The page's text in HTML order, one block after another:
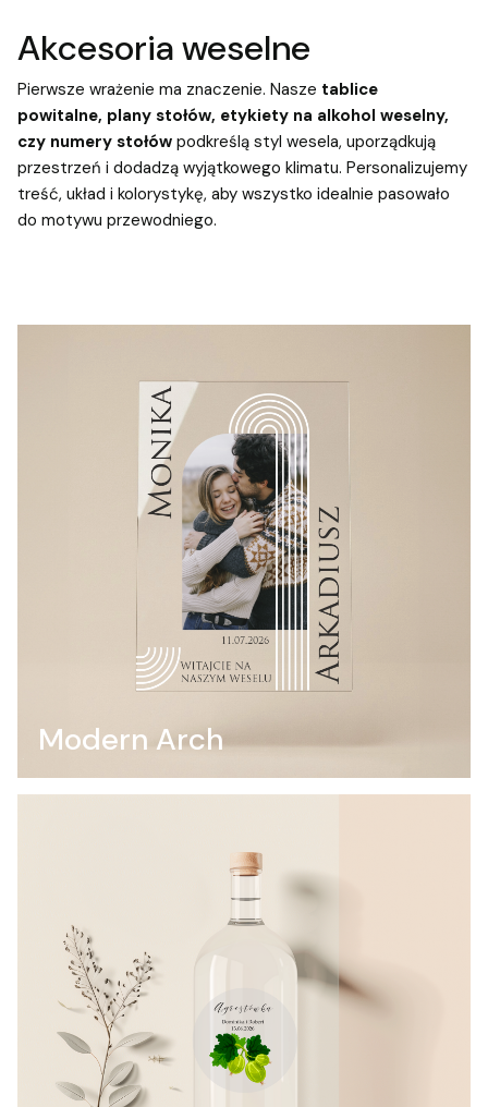
Akcesoria weselne
Pierwsze wrażenie ma znaczenie. Nasze tablice
powitalne, plany stołów, etykiety na alkohol weselny,
czy numery stołów podkreślą styl wesela, uporządkują
przestrzeń i dodadzą wyjątkowego klimatu. Personalizujemy
treść, układ i kolorystykę, aby wszystko idealnie pasowało
do motywu przewodniego.
Modern Arch